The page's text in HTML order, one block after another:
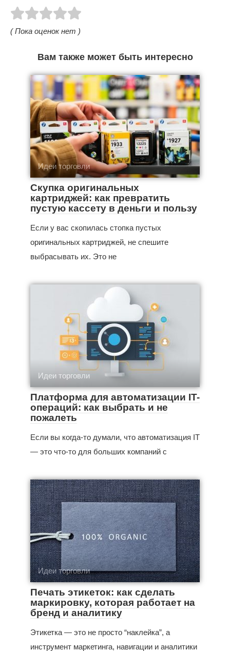
( Пока оценок нет )
Вам также может быть интересно
Идеи торговли
Скупка оригинальных
картриджей: как превратить
пустую кассету в деньги и пользу
Если у вас скопилась стопка пустых
оригинальных картриджей, не спешите
выбрасывать их. Это не
Идеи торговли
Платформа для автоматизации IT-
операций: как выбрать и не
пожалеть
Если вы когда‑то думали, что автоматизация IT
— это что‑то для больших компаний с
Идеи торговли
Печать этикеток: как сделать
маркировку, которая работает на
бренд и аналитику
Этикетка — это не просто “наклейка”, а
инструмент маркетинга, навигации и аналитики